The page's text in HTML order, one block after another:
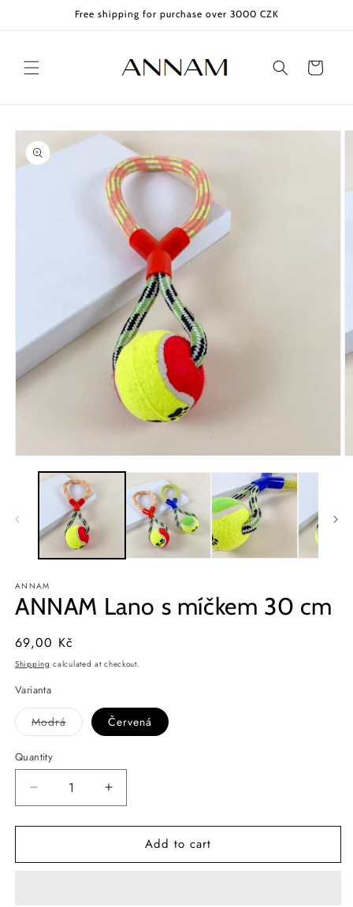
Free shipping for purchase over 3000 CZK
Cart
Skip to
product
information
media
ANNAM
ANNAM Lano s míčkem 30 cm
Regular
price
69,00 Kč
Shipping calculated at checkout.
Varianta
Modrá
Variant
out
or
Červená
Quantity
Decrease
quantity
for
Lano
Increase
quantity
for
ANNAM
Lano
Add to cart